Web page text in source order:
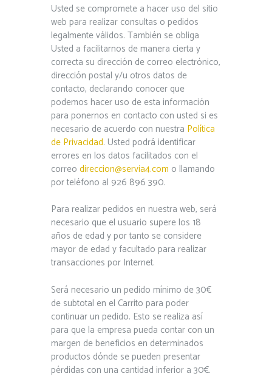
Usted se compromete a hacer uso del sitio
web para realizar consultas o pedidos
legalmente válidos. También se obliga
Usted a facilitarnos de manera cierta y
correcta su dirección de correo electrónico,
dirección postal y/u otros datos de
contacto, declarando conocer que
podemos hacer uso de esta información
para ponernos en contacto con usted si es
necesario de acuerdo con nuestra Política
de Privacidad. Usted podrá identificar
errores en los datos facilitados con el
correo direccion@servia4.com o llamando
por teléfono al 926 896 390.
Para realizar pedidos en nuestra web, será
necesario que el usuario supere los 18
años de edad y por tanto se considere
mayor de edad y facultado para realizar
transacciones por Internet.
Será necesario un pedido mínimo de 30€
de subtotal en el Carrito para poder
continuar un pedido. Esto se realiza así
para que la empresa pueda contar con un
margen de beneficios en determinados
productos dónde se pueden presentar
pérdidas con una cantidad inferior a 30€.